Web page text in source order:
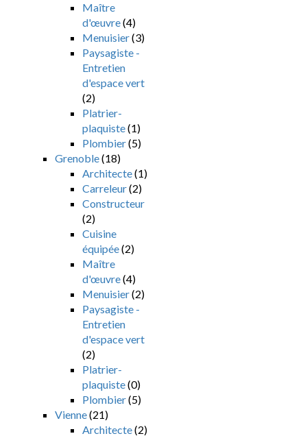
Maître
d'œuvre(4)
Menuisier(3)
Paysagiste -
Entretien
d'espace vert
(2)
Platrier-
plaquiste(1)
Plombier(5)
Grenoble(18)
Architecte(1)
Carreleur(2)
Constructeur
(2)
Cuisine
équipée(2)
Maître
d'œuvre(4)
Menuisier(2)
Paysagiste -
Entretien
d'espace vert
(2)
Platrier-
plaquiste(0)
Plombier(5)
Vienne(21)
Architecte(2)